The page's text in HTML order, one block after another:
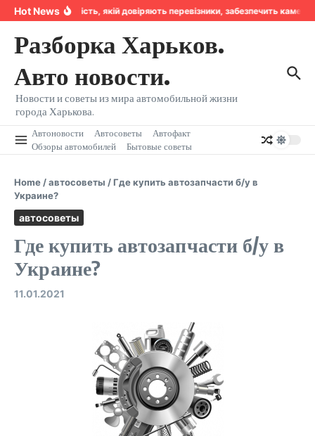
Перейти к содержанию
Hot NewsНадійність, якій довіряють перевізники, забезпечить
Разборка Харьков.
Авто новости.
Новости и советы из мира автомобильной жизни
города Харькова.
Автоновости Автосоветы
Автофакт
Обзоры автомобилей
Бытовые советы
Home /автосоветы /Где купить автозапчасти б/у в
Украине?
автосоветы
Где купить автозапчасти б/у в
Украине?
11.01.2021